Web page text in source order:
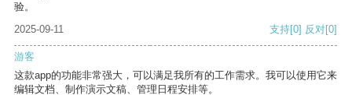
验。
2025-09-11
支持[0] 反对[0]
游客
这款app的功能非常强大，可以满足我所有的工作需求。我可以使用它来
编辑文档、制作演示文稿、管理日程安排等。